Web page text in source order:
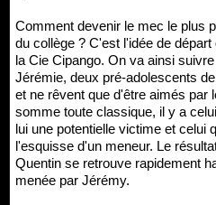
Comment devenir le mec le plus
du collège ? C'est l'idée de
la Cie Cipango. On va ainsi
Jérémie, deux pré-adolescents
et ne rêvent que d'être aimés par
somme toute classique, il y a
lui une potentielle victime et celui
l'esquisse d'un meneur. Le
Quentin se retrouve rapidement
menée par Jérémy.